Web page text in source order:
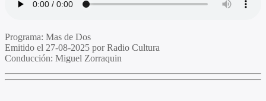
Programa: Mas de Dos
Emitido el 27-08-2025 por Radio Cultura
Conducción: Miguel Zorraquin